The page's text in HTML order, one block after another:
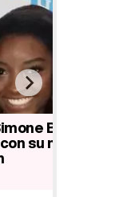
Biles
novio